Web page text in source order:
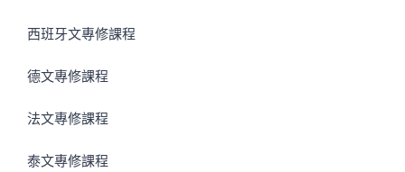
西班牙文專修課程
德文專修課程
法文專修課程
泰文專修課程